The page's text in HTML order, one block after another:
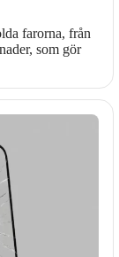
farorna, från
som gör